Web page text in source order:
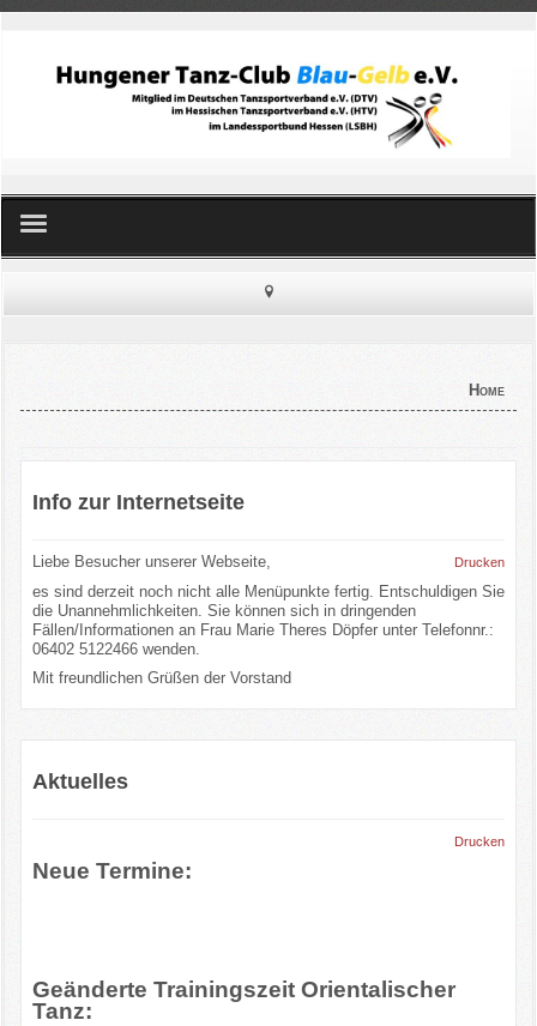
Orientalischer Tanz
Infos/Termine u.a
Events/Bildergalerie
Kontakte
Home
Info zur Internetseite
Drucken
Liebe Besucher unserer Webseite,
es sind derzeit noch nicht alle Menüpunkte fertig. Entschuldigen Sie
die Unannehmlichkeiten. Sie können sich in dringenden
Fällen/Informationen an Frau Marie Theres Döpfer unter Telefonnr.:
06402 5122466 wenden.
Mit freundlichen Grüßen der Vorstand
Aktuelles
Drucken
Neue Termine:
Geänderte Trainingszeit Orientalischer
Tanz: